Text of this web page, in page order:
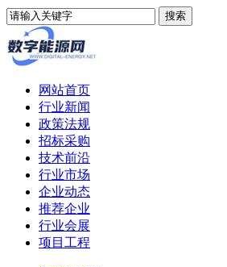
网站首页
行业新闻
政策法规
招标采购
技术前沿
行业市场
企业动态
推荐企业
行业会展
项目工程